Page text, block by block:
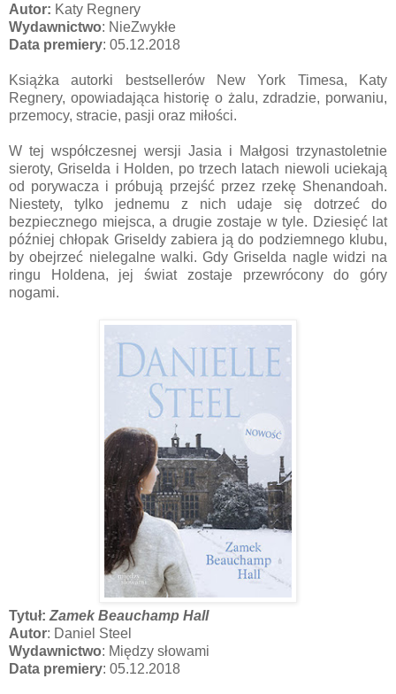
Autor: Katy Regnery
Wydawnictwo: NieZwykłe
Data premiery: 05.12.2018
Książka autorki bestsellerów New York Timesa, Katy
Regnery, opowiadająca historię o żalu, zdradzie, porwaniu,
przemocy, stracie, pasji oraz miłości.
W tej współczesnej wersji Jasia i Małgosi trzynastoletnie
sieroty, Griselda i Holden, po trzech latach niewoli uciekają
od porywacza i próbują przejść przez rzekę Shenandoah.
Niestety, tylko jednemu z nich udaje się dotrzeć do
bezpiecznego miejsca, a drugie zostaje w tyle. Dziesięć lat
później chłopak Griseldy zabiera ją do podziemnego klubu,
by obejrzeć nielegalne walki. Gdy Griselda nagle widzi na
ringu Holdena, jej świat zostaje przewrócony do góry
nogami.
Tytuł: Zamek Beauchamp Hall
Autor: Daniel Steel
Wydawnictwo: Między słowami
Data premiery: 05.12.2018